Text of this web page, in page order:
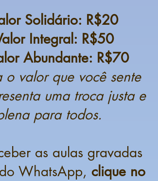
Solidário: R$20
Integral: R$50
Abundante: R$70
o valor que você sente
uma troca justa e
para todos.
as aulas gravadas
WhatsApp, clique no